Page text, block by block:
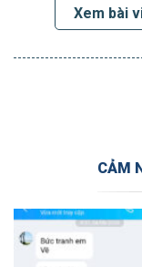
Xem bài
CẢM